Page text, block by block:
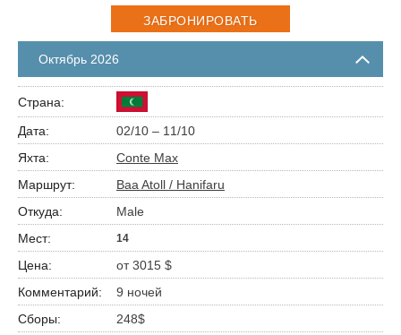
ЗАБРОНИРОВАТЬ
Октябрь 2026
02/10 – 11/10
Conte Max
Baa Atoll / Hanifaru
Male
14
от 3015 $
9 ночей
248$